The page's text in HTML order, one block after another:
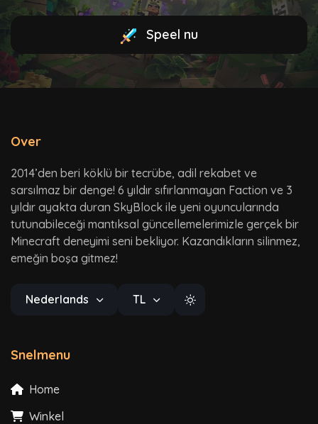
Speel nu
Over
2014’den beri köklü bir tecrübe, adil rekabet ve
sarsılmaz bir denge! 6 yıldır sıfırlanmayan Faction ve 3
yıldır ayakta duran SkyBlock ile yeni oyuncularında
tutunabileceği mantıksal güncellemelerimizle gerçek bir
Minecraft deneyimi seni bekliyor. Kazandıkların silinmez,
emeğin boşa gitmez!
Nederlands TL
Snelmenu
Home
Winkel